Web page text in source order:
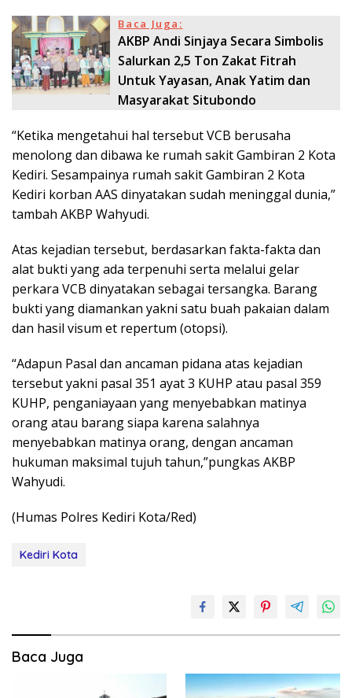
Baca Juga:
AKBP Andi Sinjaya Secara Simbolis
Salurkan 2,5 Ton Zakat Fitrah
Untuk Yayasan, Anak Yatim dan
Masyarakat Situbondo
“Ketika mengetahui hal tersebut VCB berusaha
menolong dan dibawa ke rumah sakit Gambiran 2 Kota
Kediri. Sesampainya rumah sakit Gambiran 2 Kota
Kediri korban AAS dinyatakan sudah meninggal dunia,”
tambah AKBP Wahyudi.
Atas kejadian tersebut, berdasarkan fakta-fakta dan
alat bukti yang ada terpenuhi serta melalui gelar
perkara VCB dinyatakan sebagai tersangka. Barang
bukti yang diamankan yakni satu buah pakaian dalam
dan hasil visum et repertum (otopsi).
“Adapun Pasal dan ancaman pidana atas kejadian
tersebut yakni pasal 351 ayat 3 KUHP atau pasal 359
KUHP, penganiayaan yang menyebabkan matinya
orang atau barang siapa karena salahnya
menyebabkan matinya orang, dengan ancaman
hukuman maksimal tujuh tahun,”pungkas AKBP
Wahyudi.
(Humas Polres Kediri Kota/Red)
Kediri Kota
Baca Juga